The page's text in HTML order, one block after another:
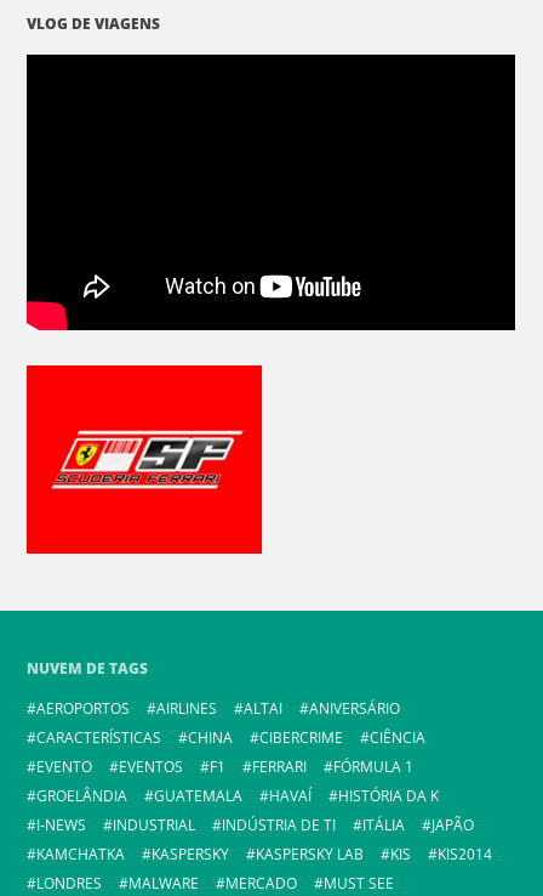
VLOG DE VIAGENS
NUVEM DE TAGS
AEROPORTOS
AIRLINES ALTAI
ANIVERSÁRIO
CARACTERÍSTICAS
CHINA CIBERCRIME
CIÊNCIA
EVENTO
EVENTOS F1 FERRARI
FÓRMULA 1
GROELÂNDIA
GUATEMALA HAVAÍ
HISTÓRIA DA K
I-NEWS
INDUSTRIAL INDÚSTRIA DE TI ITÁLIA
JAPÃO
KAMCHATKA
KASPERSKY KASPERSKY LAB KIS
KIS2014
LONDRES
MALWARE MERCADO
MUST SEE